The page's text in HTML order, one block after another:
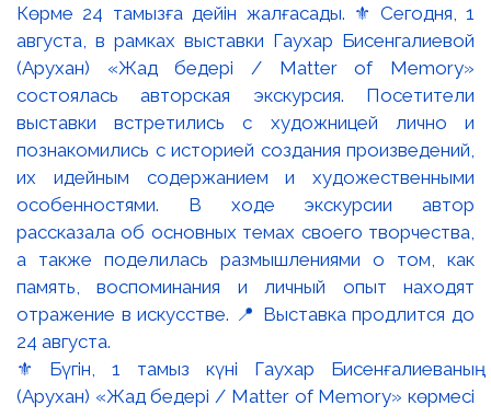
⚜️ Бүгін, 1 тамыз күні Гаухар Бисенғалиеваның
(Арухан) «Жад бедері / Matter of Memory» көрмесі